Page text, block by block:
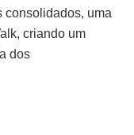
consolidados, uma
criando um
dos